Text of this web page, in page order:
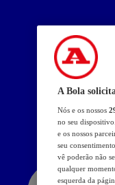
A Bola
Nós e os nossos
no seu
e os nossos
seu
vê poderão não
qualquer
esquerda da